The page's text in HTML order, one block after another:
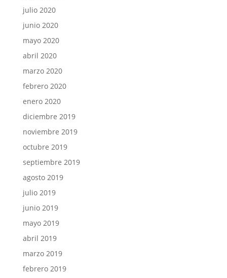
julio 2020
junio 2020
mayo 2020
abril 2020
marzo 2020
febrero 2020
enero 2020
diciembre 2019
noviembre 2019
octubre 2019
septiembre 2019
agosto 2019
julio 2019
junio 2019
mayo 2019
abril 2019
marzo 2019
febrero 2019